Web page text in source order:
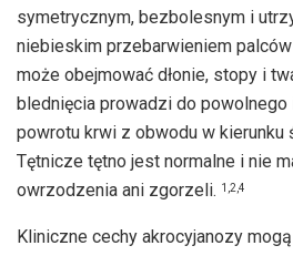
symetrycznym, bezbolesnym i
niebieskim przebarwieniem
może obejmować dłonie, stopy i
blednięcia prowadzi do powolnego
powrotu krwi z obwodu w kierunku
Tętnicze tętno jest normalne i nie
owrzodzenia ani zgorzeli. 1,2,4
Kliniczne cechy akrocyjanozy